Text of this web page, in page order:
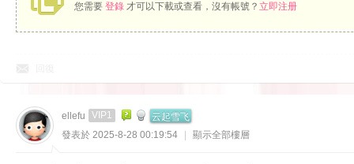
您需要 登錄 才可以下載或查看，沒有帳號？ 立即注册
ellefu VIP1 云起雪飞
發表於 2025-8-28 00:19:54 顯示全部樓層